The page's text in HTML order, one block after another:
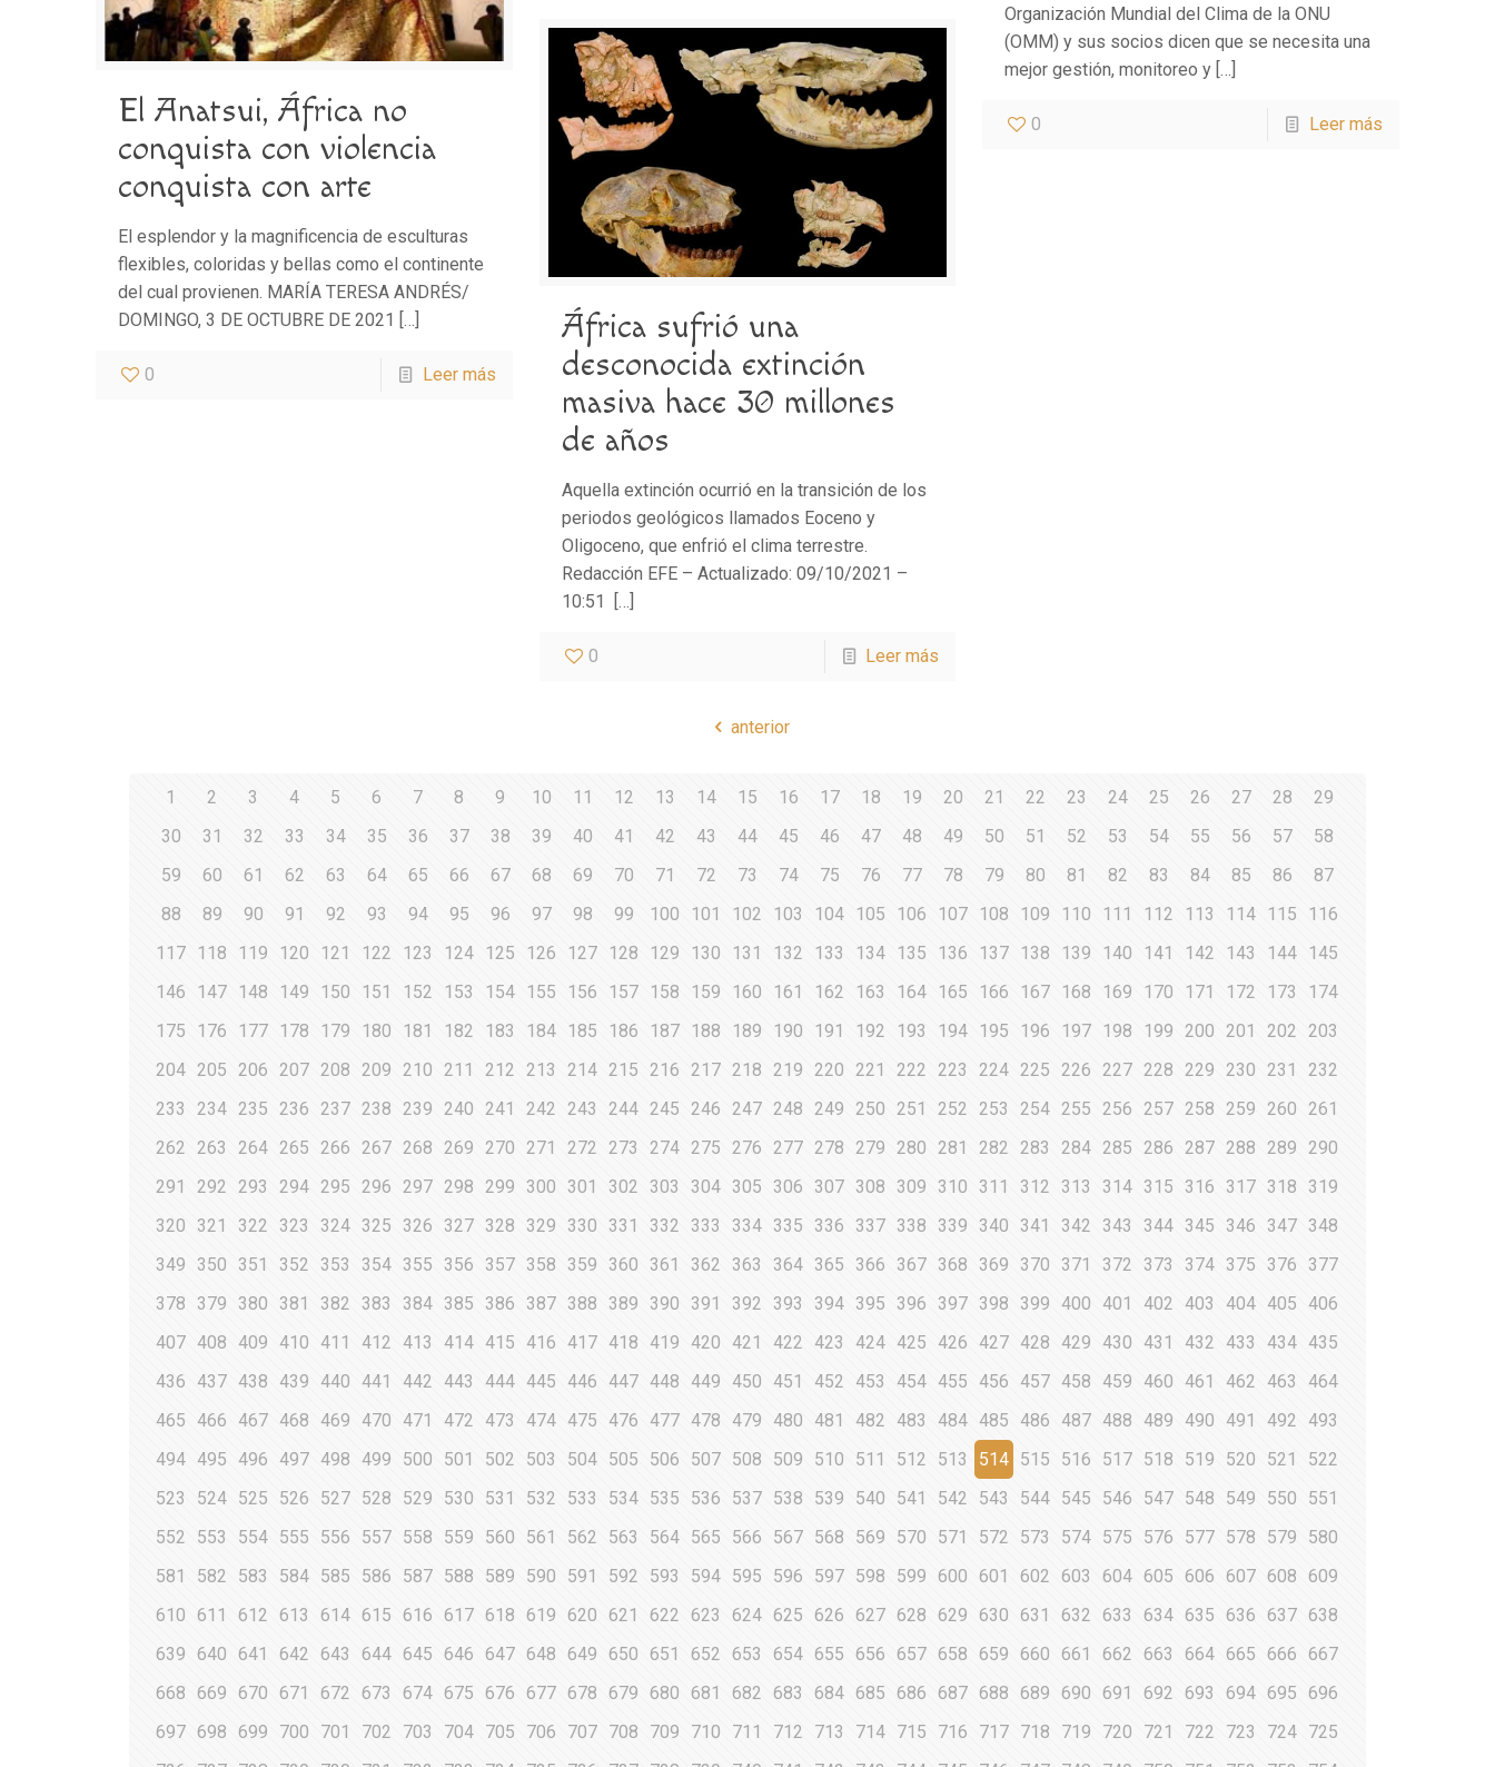
Organización Mundial del Clima de la ONU
(OMM) y sus socios dicen que se necesita una
mejor gestión, monitoreo y […]
0 Leer más
El Anatsui, África no
conquista con violencia
conquista con arte
El esplendor y la magnificencia de esculturas
flexibles, coloridas y bellas como el continente
del cual provienen. MARÍA TERESA ANDRÉS/
DOMINGO, 3 DE OCTUBRE DE 2021 […]
0 Leer más
África sufrió una
desconocida extinción
masiva hace 30 millones
de años
Aquella extinción ocurrió en la transición de los
periodos geológicos llamados Eoceno y
Oligoceno, que enfrió el clima terrestre.
Redacción EFE – Actualizado: 09/10/2021 –
10:51
[…]
0 Leer más
anterior
1 2 3 4 5 6 7 8 9 10 11 12 13 14 15 16 17 18 19 20 21 22 23 24 25 26 27 28
29
30
31 32 33 34 35 36 37 38 39 40 41 42 43 44 45 46 47 48 49 50 51 52 53 54 55 56 57
58
59
60 61 62 63 64 65 66 67 68 69 70 71 72 73 74 75 76 77 78 79 80 81 82 83 84 85 86
87
88
89 90 91 92 93 94 95 96 97 98 99 100 101 102 103 104 105 106 107 108 109 110 111 112 113 114 115
116
117 118 119 120 121 122 123 124 125 126 127 128 129 130 131 132 133 134 135 136 137 138 139 140 141 142 143 144 145
146
147 148 149 150 151 152 153 154 155 156 157 158 159 160 161 162 163 164 165 166 167 168 169 170 171 172 173
174
175
176 177 178 179 180 181 182 183 184 185 186 187 188 189 190 191 192 193 194 195 196 197 198 199 200 201 202
203
204 205 206 207 208 209 210 211 212 213 214 215 216 217 218 219 220 221 222 223 224 225 226 227 228 229 230 231
232
233
234 235 236 237 238 239 240 241 242 243 244 245 246 247 248 249 250 251 252 253 254 255 256 257 258 259 260
261
262
263 264 265 266 267 268 269 270 271 272 273 274 275 276 277 278 279 280 281 282 283 284 285 286 287 288 289
290
291
292 293 294 295 296 297 298 299 300 301 302 303 304 305 306 307 308 309 310 311 312 313 314 315 316 317 318
319
320
321 322 323 324 325 326 327 328 329 330 331 332 333 334 335 336 337 338 339 340 341 342 343 344 345 346 347 348
349
350 351 352 353 354 355 356 357 358 359 360 361 362 363 364 365 366 367 368 369 370 371 372 373 374 375 376
377
378
379 380 381 382 383 384 385 386 387 388 389 390 391 392 393 394 395 396 397 398 399 400 401 402 403 404 405
406
407 408 409 410 411 412 413 414 415 416 417 418 419 420 421 422 423 424 425 426 427 428 429 430 431 432 433 434 435
436
437 438 439 440 441 442 443 444 445 446 447 448 449 450 451 452 453 454 455 456 457 458 459 460 461 462 463
464
465
466 467 468 469 470 471 472 473 474 475 476 477 478 479 480 481 482 483 484 485 486 487 488 489 490 491 492
493
494 495 496 497 498 499 500 501 502 503 504 505 506 507 508 509 510 511 512 513 514 515 516 517 518 519 520 521
522
523
524 525 526 527 528 529 530 531 532 533 534 535 536 537 538 539 540 541 542 543 544 545 546 547 548 549 550
551
552
553 554 555 556 557 558 559 560 561 562 563 564 565 566 567 568 569 570 571 572 573 574 575 576 577 578 579
580
581
582 583 584 585 586 587 588 589 590 591 592 593 594 595 596 597 598 599 600 601 602 603 604 605 606 607 608
609
610
611 612 613 614 615 616 617 618 619 620 621 622 623 624 625 626 627 628 629 630 631 632 633 634 635 636 637 638
639
640 641 642 643 644 645 646 647 648 649 650 651 652 653 654 655 656 657 658 659 660 661 662 663 664 665 666
667
668
669 670 671 672 673 674 675 676 677 678 679 680 681 682 683 684 685 686 687 688 689 690 691 692 693 694 695
696
697 698 699 700 701 702 703 704 705 706 707 708 709 710 711 712 713 714 715 716 717 718 719 720 721 722 723 724 725